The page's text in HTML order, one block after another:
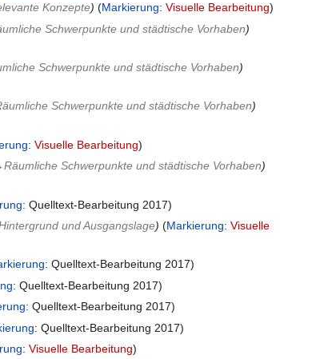
Konzepte Markierung: Visuelle Bearbeitung
Schwerpunkte und städtische Vorhaben
Schwerpunkte und städtische Vorhaben
Schwerpunkte und städtische Vorhaben
: Visuelle Bearbeitung
Schwerpunkte und städtische Vorhaben
: Quelltext-Bearbeitung 2017
und Ausgangslage Markierung: Visuelle
: Quelltext-Bearbeitung 2017
: Quelltext-Bearbeitung 2017
: Quelltext-Bearbeitung 2017
: Quelltext-Bearbeitung 2017
: Visuelle Bearbeitung